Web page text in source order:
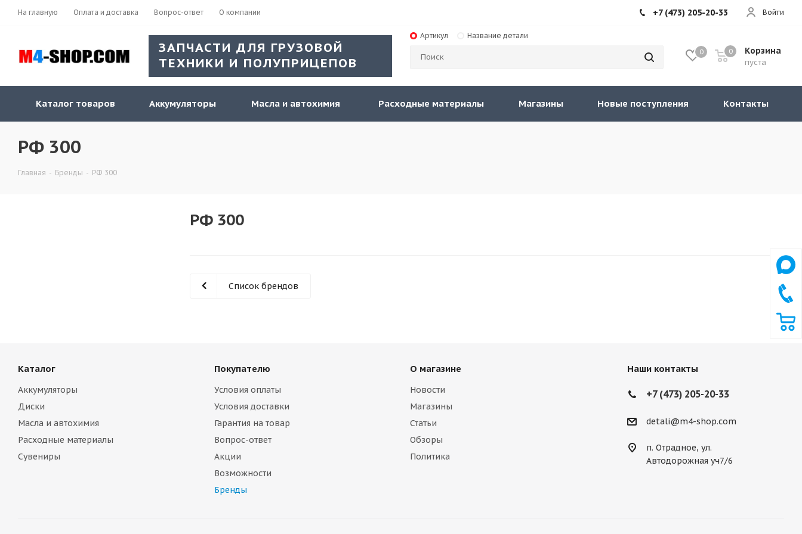
На главную Оплата и доставка Вопрос-ответ О компании Войти
+7 (473) 205-20-33
ЗАПЧАСТИ ДЛЯ ГРУЗОВОЙ
ТЕХНИКИ И ПОЛУПРИЦЕПОВ
Артикул Название детали
0 Корзина
пуста
0
Каталог товаров Аккумуляторы Масла и автохимия Расходные материалы Магазины Новые поступления Контакты
РФ 300
Главная - Бренды - РФ 300
РФ 300
Список брендов
Каталог
Аккумуляторы
Диски
Масла и автохимия
Расходные материалы
Сувениры
Покупателю
Условия оплаты
Условия доставки
Гарантия на товар
Вопрос-ответ
Акции
Возможности
Бренды
О магазине
Новости
Магазины
Статьи
Обзоры
Политика
Наши контакты
+7 (473) 205-20-33
detali@m4-shop.com
п. Отрадное, ул.
Автодорожная уч7/6